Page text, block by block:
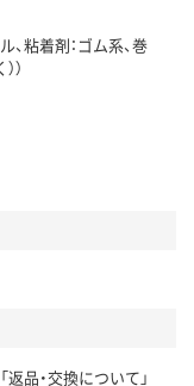
、粘着剤：ゴム系、巻
）
品・交換について」